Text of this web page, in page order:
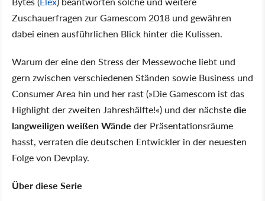
Zuschauerfragen zur Gamescom 2018 und gewähren
dabei einen ausführlichen Blick hinter die Kulissen.
Warum der eine den Stress der Messewoche liebt und
gern zwischen verschiedenen Ständen sowie Business und
Consumer Area hin und her rast (»Die Gamescom ist das
Highlight der zweiten Jahreshälfte!«) und der nächstedie
langweiligen weißen Wände der Präsentationsräume
hasst, verraten die deutschen Entwickler in der neuesten
Folge von Devplay.
Über diese Serie